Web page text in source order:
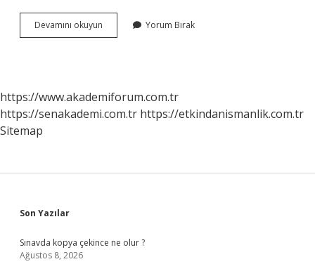
Devamını okuyun
Ip
Örülür
Yorum Bırak
https://www.akademiforum.com.tr
https://senakademi.com.tr https://etkindanismanlik.com.tr
Sitemap
Sidebar
Son Yazılar
Sınavda kopya çekince ne olur ?
Ağustos 8, 2026